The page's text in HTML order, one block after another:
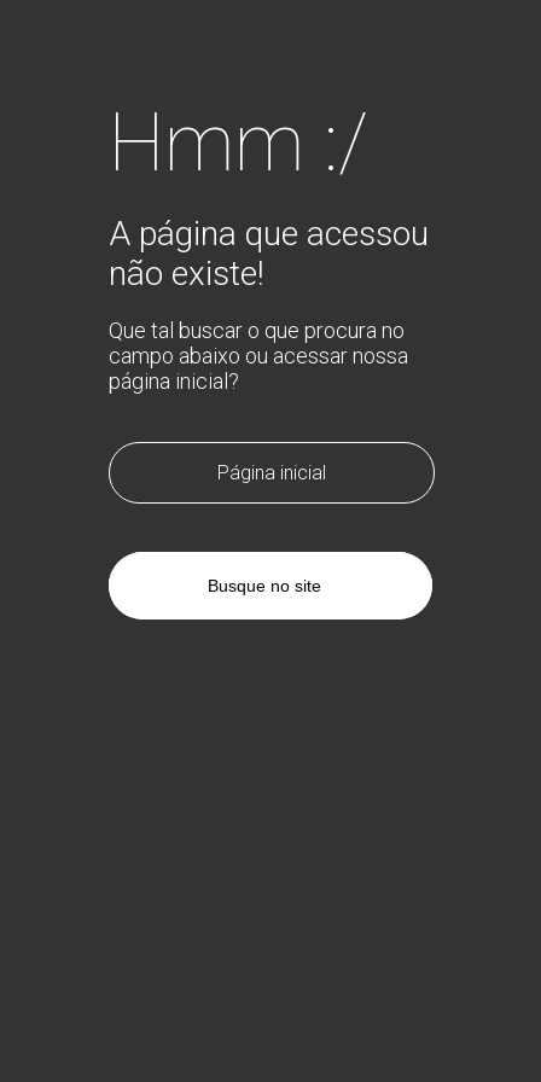
Hmm :/
A página que acessou
não existe!
Que tal buscar o que procura no
campo abaixo ou acessar nossa
página inicial?
Página inicial